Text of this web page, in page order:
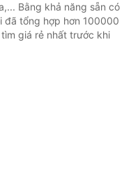
Bằng khả năng sẵn có
đã tổng hợp hơn 100000
giá rẻ nhất trước khi